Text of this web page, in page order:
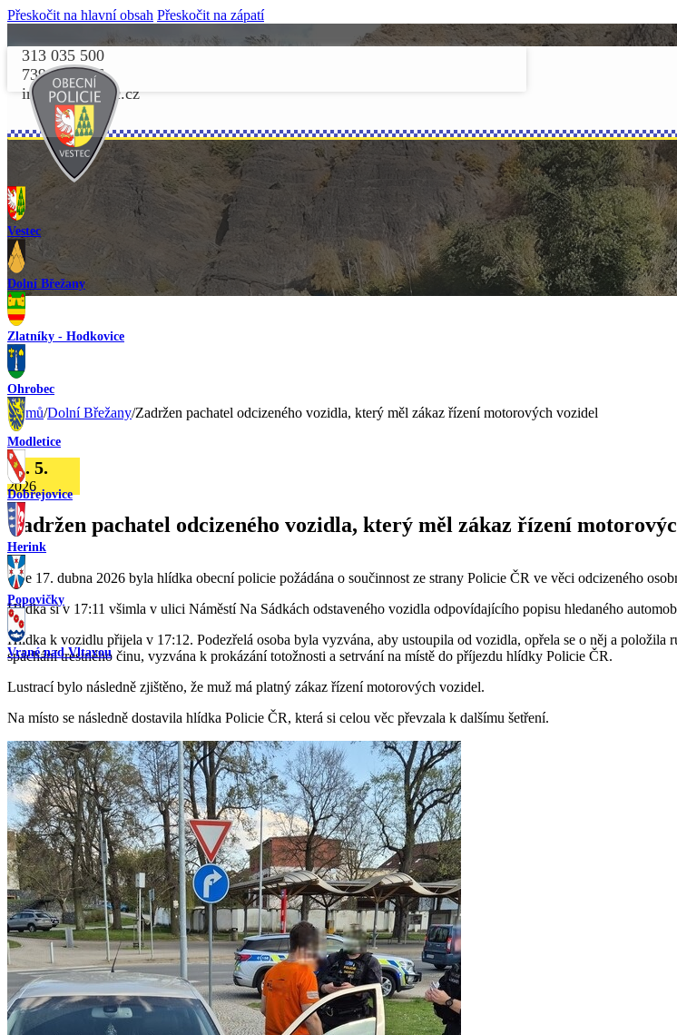
Přeskočit na hlavní obsah Přeskočit na zápatí
313 035 500
739 156 156
info@opvestec.cz
Vestec
Dolní Břežany
Zlatníky - Hodkovice
Ohrobec
Modletice
Dobřejovice
Herink
Popovičky
Vrané nad Vltavou
Domů/Dolní Břežany/Zadržen pachatel odcizeného vozidla, který měl zákaz řízení motorových vozidel
22. 5.
2026
Zadržen pachatel odcizeného vozidla, který měl zákaz řízení
Dne 17. dubna 2026 byla hlídka obecní policie požádána o součinnost ze strany Policie ČR ve věci odcizeného
Hlídka si v 17:11 všimla v ulici Náměstí Na Sádkách odstaveného vozidla odpovídajícího popisu hledaného
Hlídka k vozidlu přijela v 17:12. Podezřelá osoba byla vyzvána, aby ustoupila od vozidla, opřela se o něj a
spáchání trestného činu, vyzvána k prokázání totožnosti a setrvání na místě do příjezdu hlídky Policie ČR.
Lustrací bylo následně zjištěno, že muž má platný zákaz řízení motorových vozidel.
Na místo se následně dostavila hlídka Policie ČR, která si celou věc převzala k dalšímu šetření.